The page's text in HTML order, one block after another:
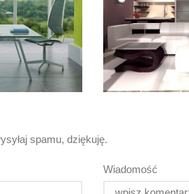
spamu, dziękuję.
Wiadomość